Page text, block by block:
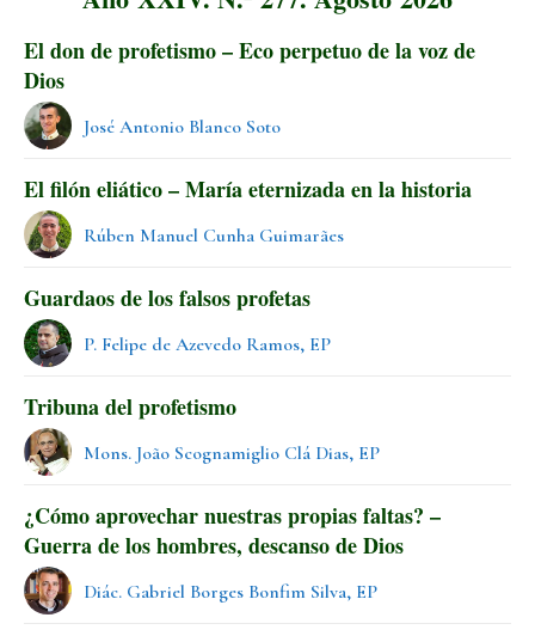
El don de profetismo – Eco perpetuo de la voz de
Dios
José Antonio Blanco Soto
El filón eliático – María eternizada en la historia
Rúben Manuel Cunha Guimarães
Guardaos de los falsos profetas
P. Felipe de Azevedo Ramos, EP
Tribuna del profetismo
Mons. João Scognamiglio Clá Dias, EP
¿Cómo aprovechar nuestras propias faltas? –
Guerra de los hombres, descanso de Dios
Diác. Gabriel Borges Bonfim Silva, EP